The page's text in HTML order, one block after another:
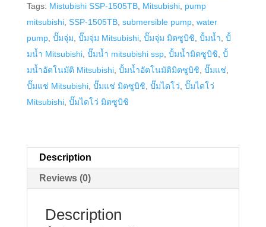
SSP-
1505TB
quantity
Tags: Mistubishi SSP-1505TB, Mitsubishi, pump
mitsubishi, SSP-1505TB, submersible pump, water
pump, ปั๊มจุ่ม, ปั๊มจุ่ม Mitsubishi, ปั๊มจุ่ม มิตซูบิชิ, ปั้มน้ำ, ปั้
มน้ำ Mitsubishi, ปั๊มน้ำ mitsubishi ssp, ปั้มน้ำมิตซูบิชิ, ปั้
มน้ำอัตโนมัติ Mitsubishi, ปั้มน้ำอัตโนมัติมิตซูบิชิ, ปั๊มแช่,
ปั๊มแช่ Mitsubishi, ปั๊มแช่ มิตซูบิชิ, ปั๊มไดโว่, ปั๊มไดโว่
Mitsubishi, ปั๊มไดโว่ มิตซูบิชิ
Description
Reviews (0)
Description